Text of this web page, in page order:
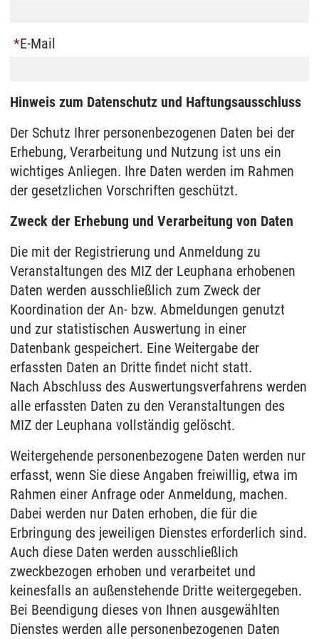
E-Mail
Hinweis zum Datenschutz und Haftungsausschluss
Der Schutz Ihrer personenbezogenen Daten bei der
Erhebung, Verarbeitung und Nutzung ist uns ein
wichtiges Anliegen. Ihre Daten werden im Rahmen
der gesetzlichen Vorschriften geschützt.
Zweck der Erhebung und Verarbeitung von Daten
Die mit der Registrierung und Anmeldung zu
Veranstaltungen des MIZ der Leuphana erhobenen
Daten werden ausschließlich zum Zweck der
Koordination der An- bzw. Abmeldungen genutzt
und zur statistischen Auswertung in einer
Datenbank gespeichert. Eine Weitergabe der
erfassten Daten an Dritte findet nicht statt.
Nach Abschluss des Auswertungsverfahrens werden
alle erfassten Daten zu den Veranstaltungen des
MIZ der Leuphana vollständig gelöscht.
Weitergehende personenbezogene Daten werden nur
erfasst, wenn Sie diese Angaben freiwillig, etwa im
Rahmen einer Anfrage oder Anmeldung, machen.
Dabei werden nur Daten erhoben, die für die
Erbringung des jeweiligen Dienstes erforderlich sind.
Auch diese Daten werden ausschließlich
zweckbezogen erhoben und verarbeitet und
keinesfalls an außenstehende Dritte weitergegeben.
Bei Beendigung dieses von Ihnen ausgewählten
Dienstes werden alle personenbezogenen Daten